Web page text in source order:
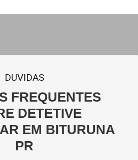
DUVIDAS
FREQUENTES
DETETIVE
EM BITURUNA
PR